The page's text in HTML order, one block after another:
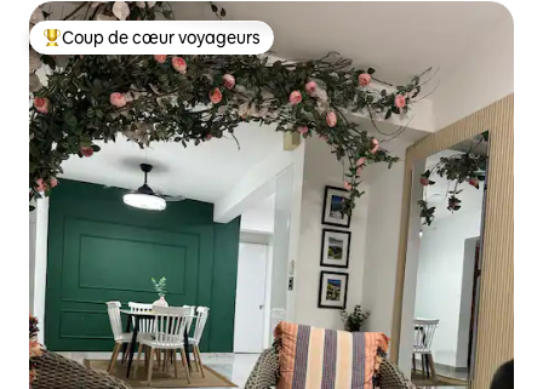
Coup de cœur voyageurs parmi les plus aimés
Coup de cœur voyageurs